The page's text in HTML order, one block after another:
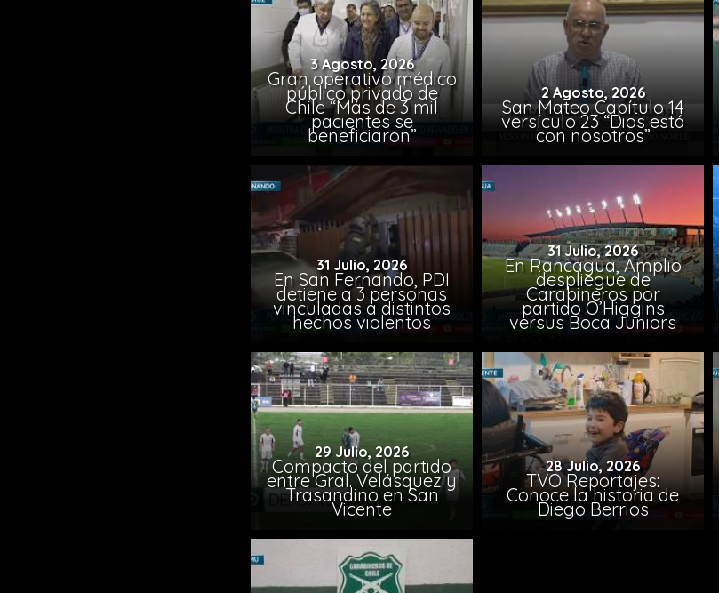
3 Agosto, 2026
Gran operativo médico
público privado de
Chile “Más de 3 mil
pacientes se
beneficiaron”
2 Agosto, 2026
San Mateo Capítulo 14
versículo 23 “Dios está
con nosotros”
31 Julio, 2026
En San Fernando, PDI
detiene a 3 personas
vinculadas a distintos
hechos violentos
31 Julio, 2026
En Rancagua, Amplio
despliegue de
Carabineros por
partido O’Higgins
versus Boca Juniors
29 Julio, 2026
Compacto del partido
entre Gral. Velásquez y
Trasandino en San
Vicente
28 Julio, 2026
TVO Reportajes:
Conoce la historia de
Diego Berrios